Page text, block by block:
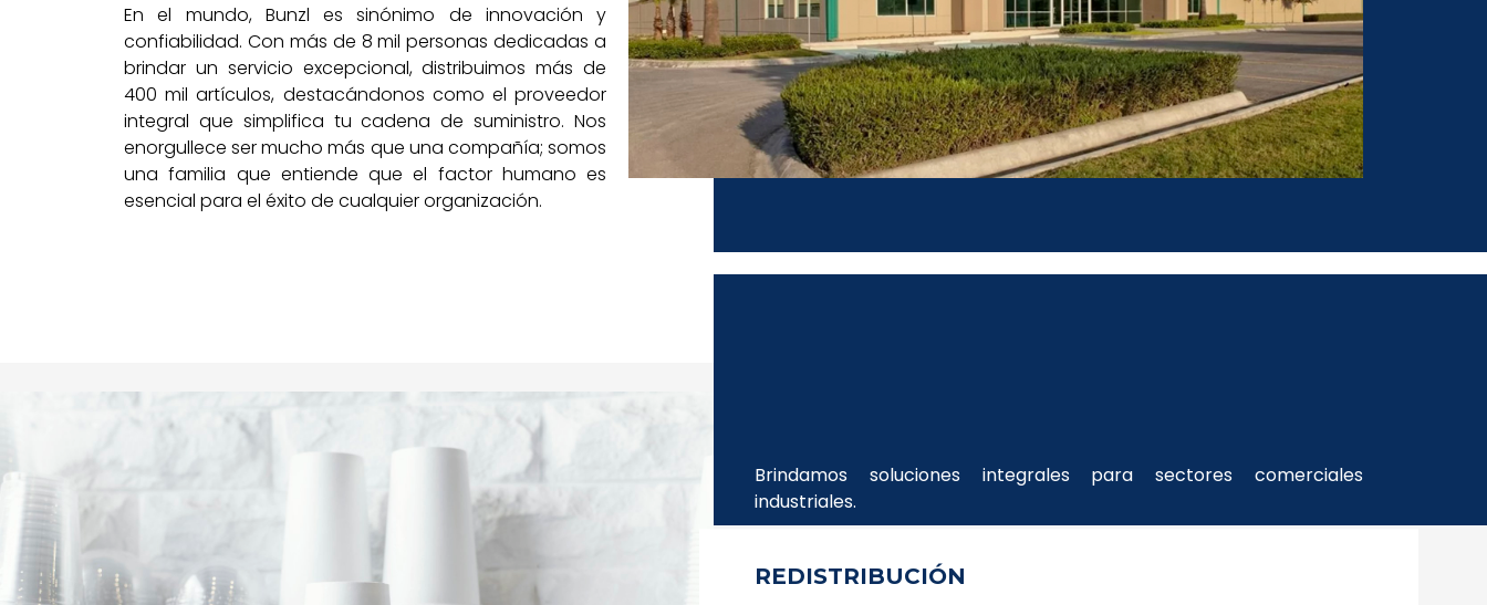
En el mundo, Bunzl es sinónimo de innovación y
confiabilidad. Con más de 8 mil personas dedicadas a
brindar un servicio excepcional, distribuimos más de
400 mil artículos, destacándonos como el proveedor
integral que simplifica tu cadena de suministro. Nos
enorgullece ser mucho más que una compañía; somos
una familia que entiende que el factor humano es
esencial para el éxito de cualquier organización.
Brindamos soluciones integrales para sectores comerciales
industriales.
REDISTRIBUCIÓN